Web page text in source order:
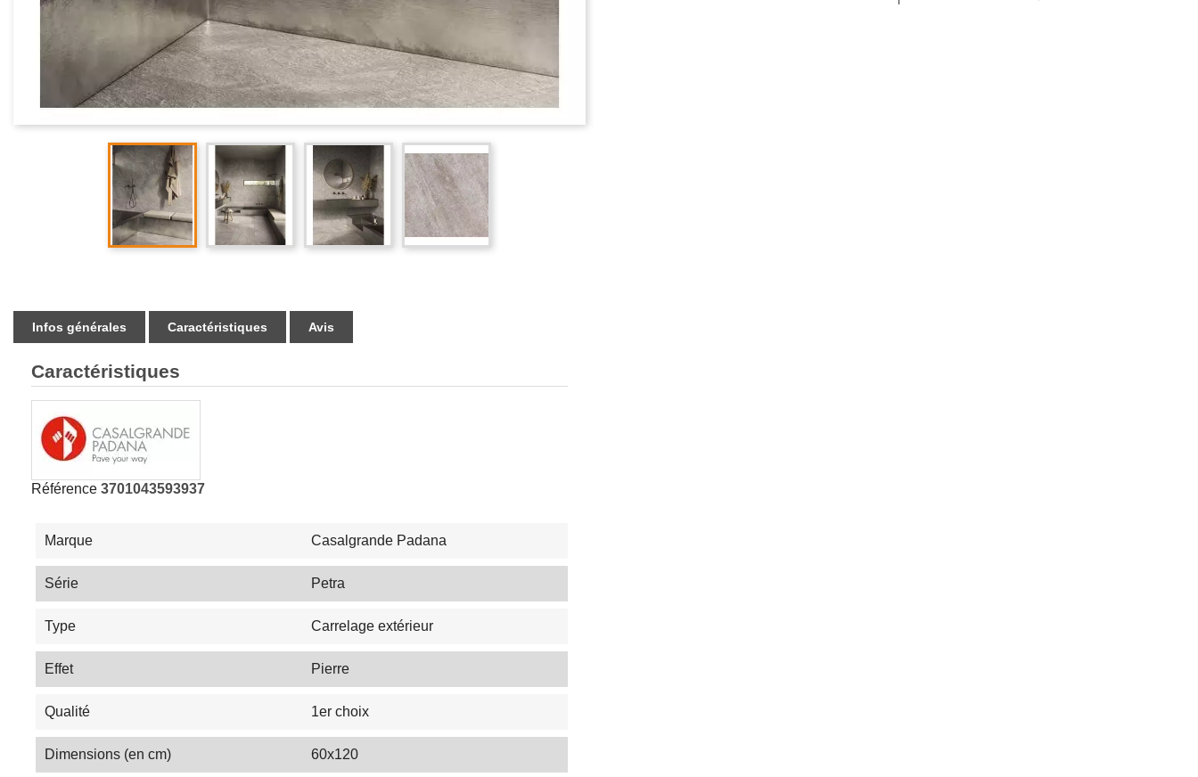
Infos générales Caractéristiques Avis
Caractéristiques
Référence 3701043593937
Marque Casalgrande Padana
Série Petra
Type Carrelage extérieur
Effet Pierre
Qualité 1er choix
Dimensions (en cm) 60x120